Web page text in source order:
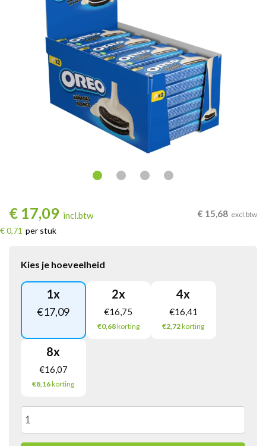
€ 17,09 incl.btw
€ 0,71 per stuk
€ 15,68 excl.btw
Kies je hoeveelheid
1x
€17,09
2x
€16,75
€0,68korting
4x
€16,41
€2,72korting
8x
€16,07
€8,16korting
Oreo